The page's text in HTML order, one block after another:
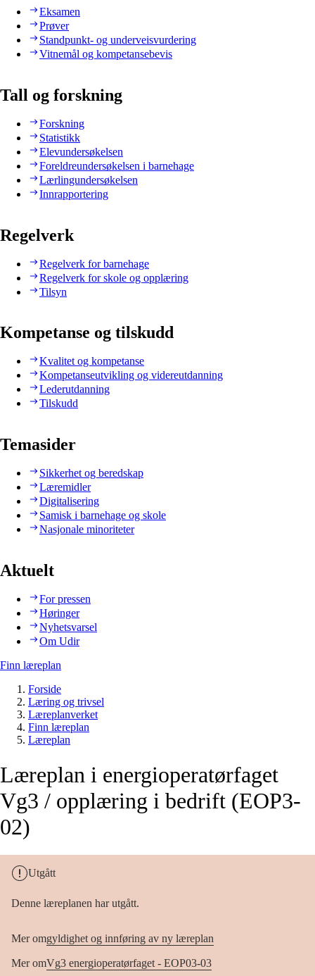
Eksamen
Prøver
Standpunkt- og underveisvurdering
Vitnemål og kompetansebevis
Tall og forskning
Forskning
Statistikk
Elevundersøkelsen
Foreldreundersøkelsen i barnehage
Lærlingundersøkelsen
Innrapportering
Regelverk
Regelverk for barnehage
Regelverk for skole og opplæring
Tilsyn
Kompetanse og tilskudd
Kvalitet og kompetanse
Kompetanseutvikling og videreutdanning
Lederutdanning
Tilskudd
Temasider
Sikkerhet og beredskap
Læremidler
Digitalisering
Samisk i barnehage og skole
Nasjonale minoriteter
Aktuelt
For pressen
Høringer
Nyhetsvarsel
Om Udir
Finn læreplan
Forside
Læring og trivsel
Læreplanverket
Finn læreplan
Læreplan
Læreplan i energioperatørfaget
Vg3 / opplæring i bedrift (EOP3-
02)
Utgått
Denne læreplanen har utgått.
Mer omgyldighet og innføring av ny læreplan
Mer omVg3 energioperatørfaget - EOP03-03